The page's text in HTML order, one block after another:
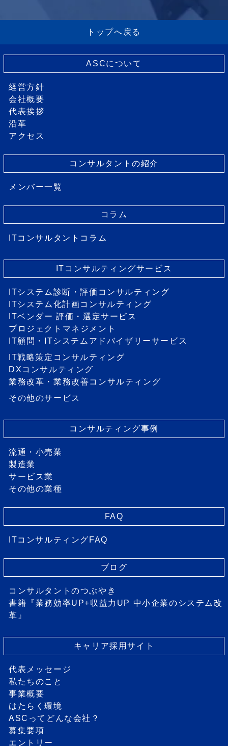
トップへ戻る
ASCについて
経営方針
会社概要
代表挨拶
沿革
アクセス
コンサルタントの紹介
メンバー一覧
コラム
ITコンサルタントコラム
ITコンサルティングサービス
ITシステム診断・評価コンサルティング
ITシステム化計画コンサルティング
ITベンダー 評価・選定サービス
プロジェクトマネジメント
IT顧問・ITシステムアドバイザリーサービス
IT戦略策定コンサルティング
DXコンサルティング
業務改革・業務改善コンサルティング
その他のサービス
コンサルティング事例
流通・小売業
製造業
サービス業
その他の業種
FAQ
ITコンサルティングFAQ
ブログ
コンサルタントのつぶやき
書籍『業務効率UP+収益力UP 中小企業のシステム改
革』
キャリア採用サイト
代表メッセージ
私たちのこと
事業概要
はたらく環境
ASCってどんな会社？
募集要項
エントリー